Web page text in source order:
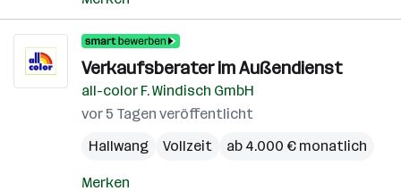
Verkaufsberater im Außendienst
all-color F. Windisch GmbH
vor 5 Tagen veröffentlicht
Hallwang
Vollzeit ab 4.000 € monatlich
Merken